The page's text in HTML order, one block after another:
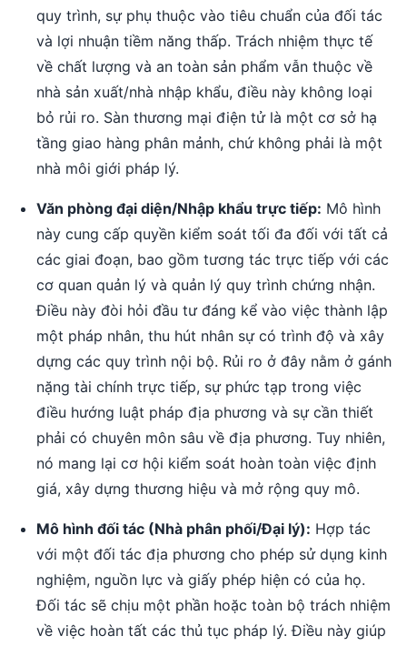
quy trình, sự phụ thuộc vào tiêu chuẩn của đối tác
và lợi nhuận tiềm năng thấp. Trách nhiệm thực tế
về chất lượng và an toàn sản phẩm vẫn thuộc về
nhà sản xuất/nhà nhập khẩu, điều này không loại
bỏ rủi ro. Sàn thương mại điện tử là một cơ sở hạ
tầng giao hàng phân mảnh, chứ không phải là một
nhà môi giới pháp lý.
Văn phòng đại diện/Nhập khẩu trực tiếp: Mô hình
này cung cấp quyền kiểm soát tối đa đối với tất cả
các giai đoạn, bao gồm tương tác trực tiếp với các
cơ quan quản lý và quản lý quy trình chứng nhận.
Điều này đòi hỏi đầu tư đáng kể vào việc thành lập
một pháp nhân, thu hút nhân sự có trình độ và xây
dựng các quy trình nội bộ. Rủi ro ở đây nằm ở gánh
nặng tài chính trực tiếp, sự phức tạp trong việc
điều hướng luật pháp địa phương và sự cần thiết
phải có chuyên môn sâu về địa phương. Tuy nhiên,
nó mang lại cơ hội kiểm soát hoàn toàn việc định
giá, xây dựng thương hiệu và mở rộng quy mô.
Mô hình đối tác (Nhà phân phối/Đại lý): Hợp tác
với một đối tác địa phương cho phép sử dụng kinh
nghiệm, nguồn lực và giấy phép hiện có của họ.
Đối tác sẽ chịu một phần hoặc toàn bộ trách nhiệm
về việc hoàn tất các thủ tục pháp lý. Điều này giúp